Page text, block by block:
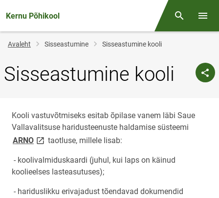
Kernu Põhikool Otsing
Jälglink
Avaleht Sisseastumine Sisseastumine kooli
Sisseastumine kooli
Kooli vastuvõtmiseks esitab õpilase vanem läbi Saue
Vallavalitsuse haridusteenuste haldamise süsteemi
ARNOlink opens on new page
taotluse, millele lisab:
- koolivalmiduskaardi (juhul, kui laps on käinud
koolieelses lasteasutuses);
- hariduslikku erivajadust tõendavad dokumendid